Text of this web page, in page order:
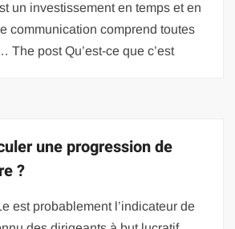
un investissement en temps et en
communication comprend toutes
The post Qu’est-ce que c’est
une progression de
?
est probablement l’indicateur de